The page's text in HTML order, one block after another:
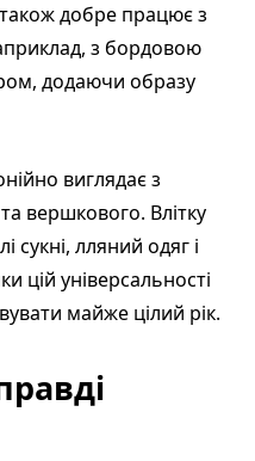
добре працює з
з бордовою
додаючи образу
виглядає з
вершкового. Влітку
сукні, лляний одяг і
цій універсальності
майже цілий рік.